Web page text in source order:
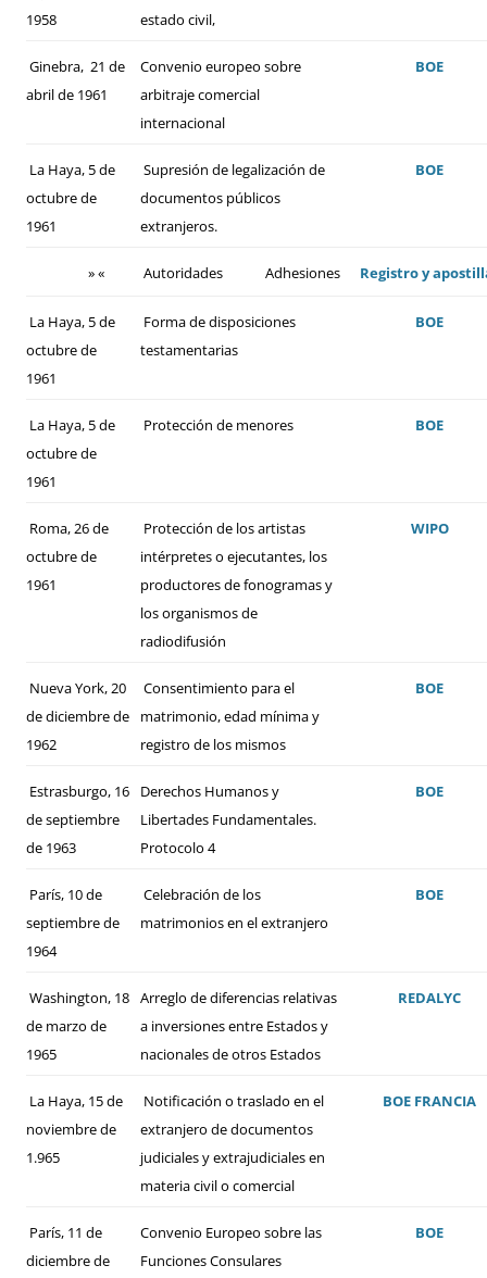
1958
estado civil,
Ginebra, 21 de
abril de 1961
Convenio europeo sobre
arbitraje comercial
internacional
BOE
La Haya, 5 de
octubre de
1961
Supresión de legalización de
documentos públicos
extranjeros.
BOE
» « Autoridades Adhesiones Registro y
La Haya, 5 de
octubre de
1961
Forma de disposiciones
testamentarias
BOE
La Haya, 5 de
octubre de
1961
Protección de menores BOE
Roma, 26 de
octubre de
1961
Protección de los artistas
intérpretes o ejecutantes, los
productores de fonogramas y
los organismos de
radiodifusión
WIPO
Nueva York, 20
de diciembre de
1962
Consentimiento para el
matrimonio, edad mínima y
registro de los mismos
BOE
Estrasburgo, 16
de septiembre
de 1963
Derechos Humanos y
Libertades Fundamentales.
Protocolo 4
BOE
París, 10 de
septiembre de
1964
Celebración de los
matrimonios en el extranjero
BOE
Washington, 18
de marzo de
1965
Arreglo de diferencias relativas
a inversiones entre Estados y
nacionales de otros Estados
REDALYC
La Haya, 15 de
noviembre de
1.965
Notificación o traslado en el
extranjero de documentos
judiciales y extrajudiciales en
materia civil o comercial
BOE FRANCIA
París, 11 de
diciembre de
Convenio Europeo sobre las
Funciones Consulares
BOE